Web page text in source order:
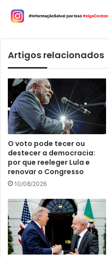
Artigos relacionados
O voto pode tecer ou
destecer a democracia:
por que reeleger Lula e
renovar o Congresso
10/08/2026